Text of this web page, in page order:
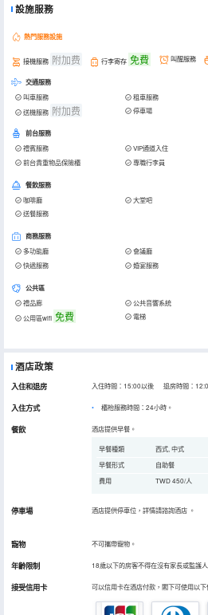
設施服務
熱門服務設施
接機服務 附加费 行李寄存 免費 叫醒服務
交通服務
叫車服務 租車服務
送機服務 附加费 停車場
前台服務
禮賓服務 VIP通道入住
前台貴重物品保險櫃
專職行李員
餐飲服務
咖啡廳 大堂吧
送餐服務
商務服務
多功能廳 會議廳
快遞服務
婚宴服務
公共區
禮品廊 公共音響系統
公用區wifi 免費 電梯
酒店政策
入住和退房 入住時間：15:00以後 退房時間：
入住方式 櫃枱服務時間：24小時。
餐飲 酒店提供早餐。
早餐種類
西式, 中式
早餐形式
自助餐
費用
TWD 450/人
停車場 酒店提供停車位，詳情請諮詢酒店 。
寵物 不可攜帶寵物。
年齡限制 18歲以下的房客不得在沒有家長或監護
接受信用卡 可以信用卡在酒店付款，閣下可使用以下